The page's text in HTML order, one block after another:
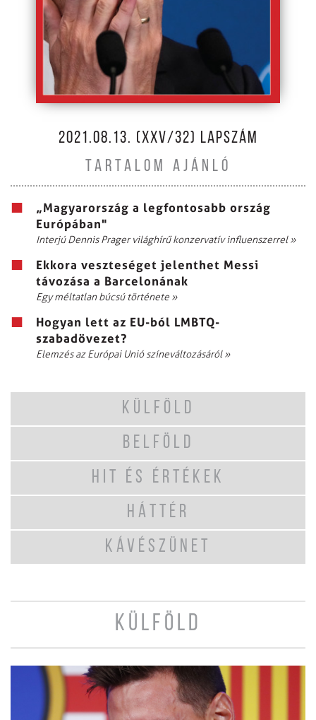
2021.08.13. (XXV/32) LAPSZÁM
TARTALOM AJÁNLÓ
„Magyarország a legfontosabb ország
Európában"
Interjú Dennis Prager világhírű konzervatív influenszerrel»
Ekkora veszteséget jelenthet Messi
távozása a Barcelonának
Egy méltatlan búcsú története »
Hogyan lett az EU-ból LMBTQ-
szabadövezet?
Elemzés az Európai Unió színeváltozásáról»
KÜLFÖLD
BELFÖLD
HIT ÉS ÉRTÉKEK
HÁTTÉR
KÁVÉSZÜNET
KÜLFÖLD